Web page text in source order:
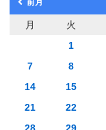
月 火
1
7
8
14
15
21
22
28
29